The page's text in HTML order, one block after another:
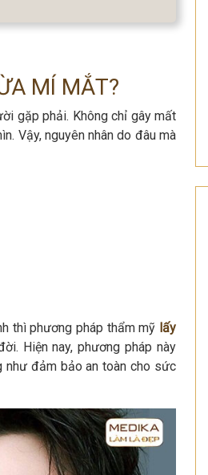
MÍ MẮT?
gặp phải. Không chỉ gây mất
Vậy, nguyên nhân do đâu mà
thì phương pháp thẩm mỹ lấy
Hiện nay, phương pháp này
như đảm bảo an toàn cho sức